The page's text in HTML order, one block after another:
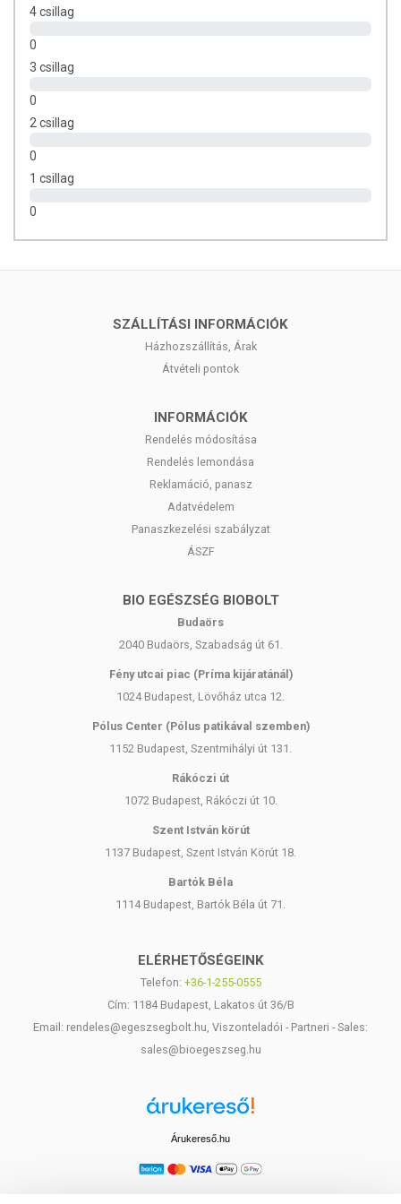
4 csillag
0
3 csillag
0
2 csillag
0
1 csillag
0
SZÁLLÍTÁSI INFORMÁCIÓK
Házhozszállítás, Árak
Átvételi pontok
INFORMÁCIÓK
Rendelés módosítása
Rendelés lemondása
Reklamáció, panasz
Adatvédelem
Panaszkezelési szabályzat
ÁSZF
BIO EGÉSZSÉG BIOBOLT
Budaörs
2040 Budaörs, Szabadság út 61.
Fény utcai piac (Príma kijáratánál)
1024 Budapest, Lövőház utca 12.
Pólus Center (Pólus patikával szemben)
1152 Budapest, Szentmihályi út 131.
Rákóczi út
1072 Budapest, Rákóczi út 10.
Szent István körút
1137 Budapest, Szent István Körút 18.
Bartók Béla
1114 Budapest, Bartók Béla út 71.
ELÉRHETŐSÉGEINK
Telefon: +36-1-255-0555
Cím: 1184 Budapest, Lakatos út 36/B
Email: rendeles@egeszsegbolt.hu, Viszonteladói - Partneri - Sales:
sales@bioegeszseg.hu
Árukereső.hu